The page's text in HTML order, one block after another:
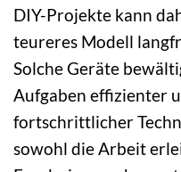
DIY-Projekte kann
teureres Modell
Solche Geräte
Aufgaben effizienter
fortschrittlicher
sowohl die Arbeit